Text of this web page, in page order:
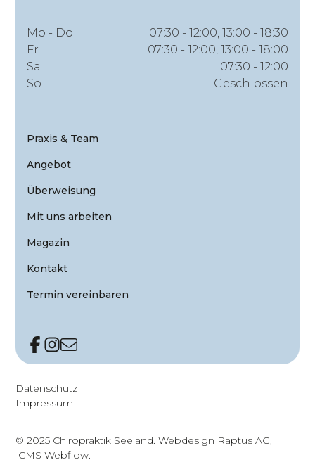
Mo - Do
07:30 - 12:00, 13:00 - 18:30
Fr
07:30 - 12:00, 13:00 - 18:00
Sa
07:30 - 12:00
So
Geschlossen
Praxis & Team
Angebot
Überweisung
Mit uns arbeiten
Magazin
Kontakt
Termin vereinbaren
© 2025 Chiropraktik Seeland.Webdesign Raptus AG,
CMS Webflow.
Datenschutz
Impressum